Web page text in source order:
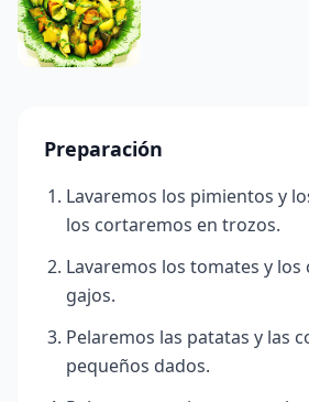
Preparación
Lavaremos los pimientos y
los cortaremos en trozos.
Lavaremos los tomates y
gajos.
Pelaremos las patatas y las
pequeños dados.